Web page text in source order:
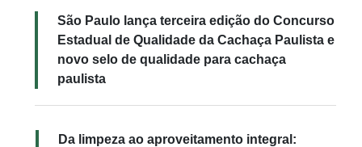
São Paulo lança terceira edição do Concurso
Estadual de Qualidade da Cachaça Paulista e
novo selo de qualidade para cachaça
paulista
Da limpeza ao aproveitamento integral: